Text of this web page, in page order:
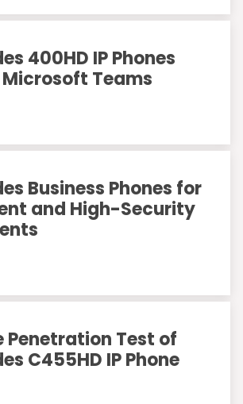
400HD IP Phones
Teams
Business Phones for
and High-Security
Penetration Test of
C455HD IP Phone